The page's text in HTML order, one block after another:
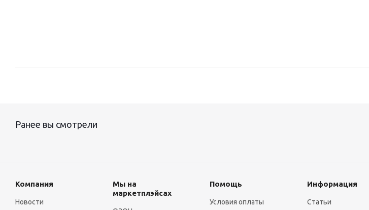
Ранее вы смотрели
Компания
Новости
Мы на
маркетплэйсах
Помощь
Условия оплаты
Информация
Статьи